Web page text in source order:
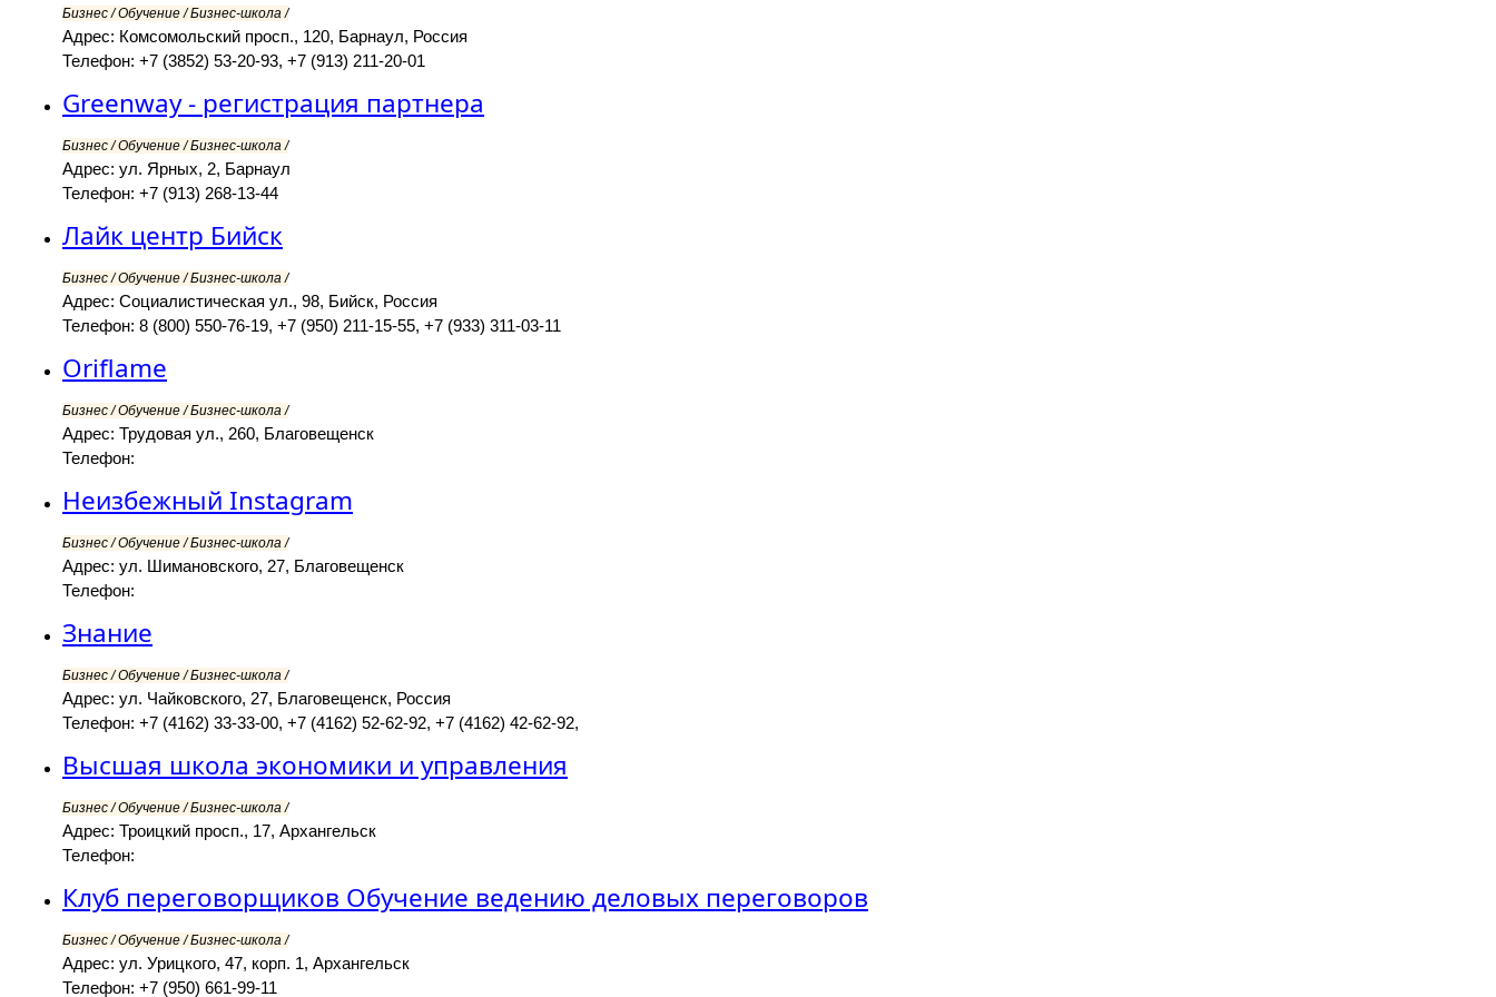
Бизнес / Обучение / Бизнес-школа /
Адрес: Комсомольский просп., 120, Барнаул, Россия
Телефон: +7 (3852) 53-20-93, +7 (913) 211-20-01
Greenway - регистрация партнера
Бизнес / Обучение / Бизнес-школа /
Адрес: ул. Ярных, 2, Барнаул
Телефон: +7 (913) 268-13-44
Лайк центр Бийск
Бизнес / Обучение / Бизнес-школа /
Адрес: Социалистическая ул., 98, Бийск, Россия
Телефон: 8 (800) 550-76-19, +7 (950) 211-15-55, +7 (933) 311-03-11
Oriflame
Бизнес / Обучение / Бизнес-школа /
Адрес: Трудовая ул., 260, Благовещенск
Телефон:
Неизбежный Instagram
Бизнес / Обучение / Бизнес-школа /
Адрес: ул. Шимановского, 27, Благовещенск
Телефон:
Знание
Бизнес / Обучение / Бизнес-школа /
Адрес: ул. Чайковского, 27, Благовещенск, Россия
Телефон: +7 (4162) 33-33-00, +7 (4162) 52-62-92, +7 (4162) 42-62-92,
Высшая школа экономики и управления
Бизнес / Обучение / Бизнес-школа /
Адрес: Троицкий просп., 17, Архангельск
Телефон:
Клуб переговорщиков Обучение ведению деловых переговоров
Бизнес / Обучение / Бизнес-школа /
Адрес: ул. Урицкого, 47, корп. 1, Архангельск
Телефон: +7 (950) 661-99-11